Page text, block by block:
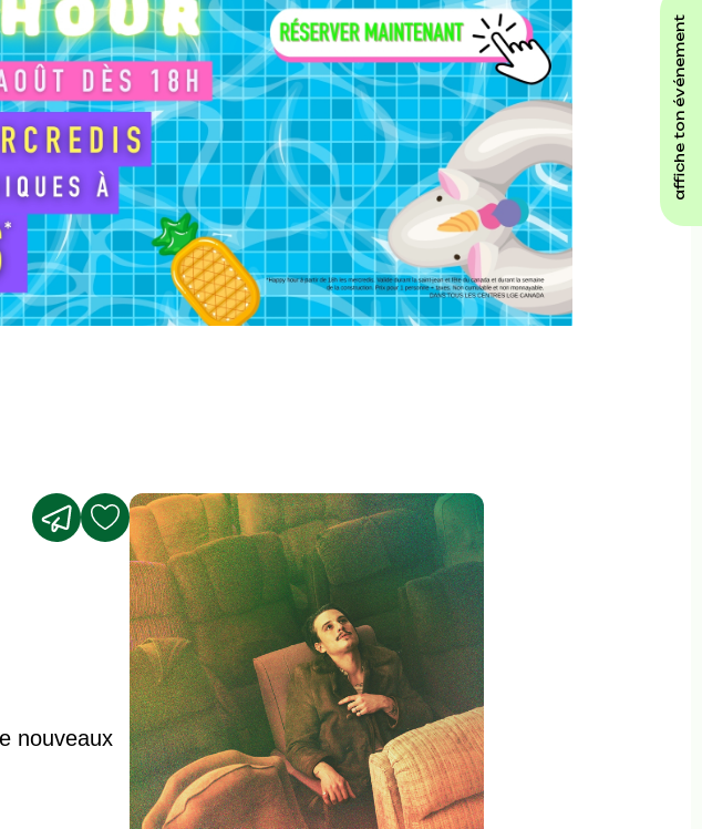
affiche ton événement
nouveaux